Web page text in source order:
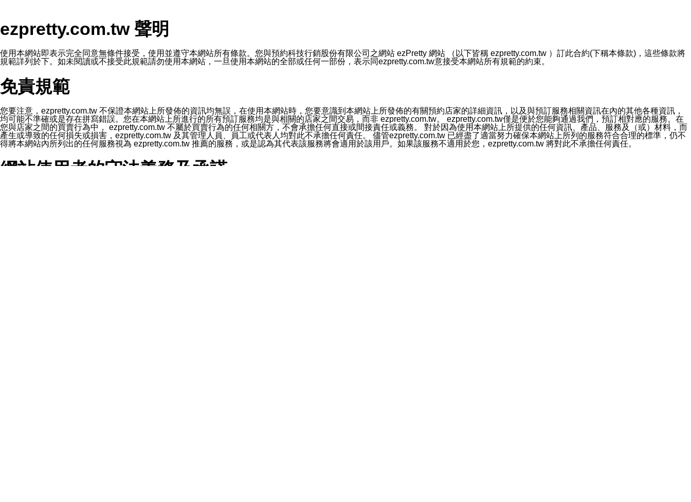
本公司/本服務將以通知型訊息傳送重要訊息給您。即使未加入本公司/本服務好友，您仍可接收到通知型訊息。
本公司/本服務傳送之通知型訊息以對您有效且重要的訊息為限，以廣告或其他目的的訊息皆不會被傳送。滿足以下三個條件者，將可收到通知型訊息。
2.該 LINE 帳號已在 LINE APP 設定中，同意接收通知型訊息。
3.LINE 帳號未封鎖傳送訊息之 LINE 官方帳號。
欲變更通知型訊息的設定，操作如下：
1.點選「主頁」＞「設定」
2.點選「隱私設定」
3.點選「提供使用資料」
5.開關「接收LINE通知型訊息」
❗️關閉「接收通知型訊息」後，將不會接收到來自任何企業官方帳號或認證官方帳號的通知型訊息。
ezpretty.com.tw 聲明
使用本網站即表示完全同意無條件接受，使用並遵守本網站所有條款。您與預約科技行銷股份有限公司之網站 ezPretty 網站 （以下皆稱 ezpretty.com.tw ）訂此合約(下稱本條款)，這些條款將
規範詳列於下。如未閱讀或不接受此規範請勿使用本網站，一旦使用本網站的全部或任何一部份，表示同ezpretty.com.tw意接受本網站所有規範的約束。
免責規範
您要注意，ezpretty.com.tw 不保證本網站上所發佈的資訊均無誤，在使用本網站時，您要意識到本網站上所發佈的有關預約店家的詳細資訊，以及與預訂服務相關資訊在內的其他各種資訊，
均可能不準確或是存在拼寫錯誤。您在本網站上所進行的所有預訂服務均是與相關的店家之間交易，而非 ezpretty.com.tw。 ezpretty.com.tw僅是便於您能夠通過我們，預訂相對應的服務。在
您與店家之間的買賣行為中， ezpretty.com.tw 不屬於買賣行為的任何相關方，不會承擔任何直接或間接責任或義務。 對於因為使用本網站上所提供的任何資訊、產品、服務及（或）材料，而
產生或導致的任何損失或損害，ezpretty.com.tw 及其管理人員、員工或代表人均對此不承擔任何責任。 儘管ezpretty.com.tw 已經盡了適當努力確保本網站上所列的服務符合合理的標準，仍不
得將本網站內所列出的任何服務視為 ezpretty.com.tw 推薦的服務，或是認為其代表該服務將會適用於該用戶。如果該服務不適用於您，ezpretty.com.tw 將對此不承擔任何責任。
網站使用者的守法義務及承諾